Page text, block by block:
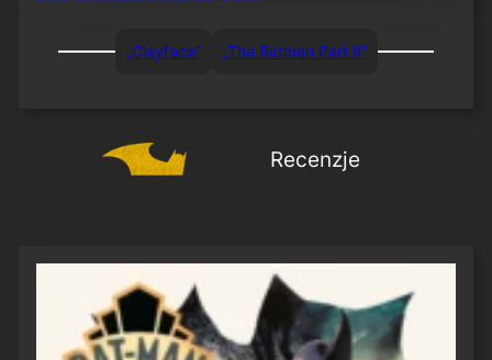
„Clayface” „The Batman Part II”
Recenzje